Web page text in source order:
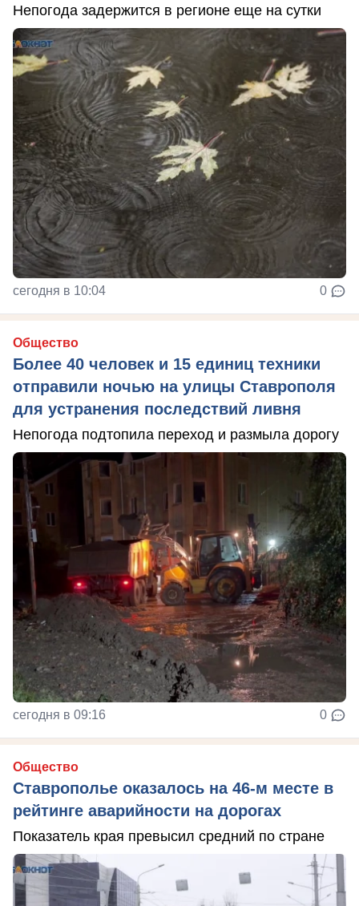
Непогода задержится в регионе еще на сутки
сегодня в 10:04 0
Общество
Более 40 человек и 15 единиц техники
отправили ночью на улицы Ставрополя
для устранения последствий ливня
Непогода подтопила переход и размыла дорогу
сегодня в 09:16 0
Общество
Ставрополье оказалось на 46-м месте в
рейтинге аварийности на дорогах
Показатель края превысил средний по стране